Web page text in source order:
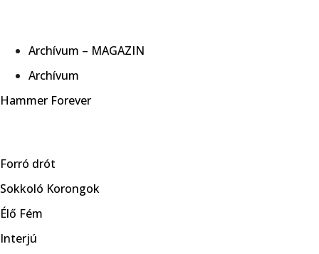
Archívum – MAGAZIN
Archívum
Hammer Forever
Forró drót
Sokkoló Korongok
Élő Fém
Interjú